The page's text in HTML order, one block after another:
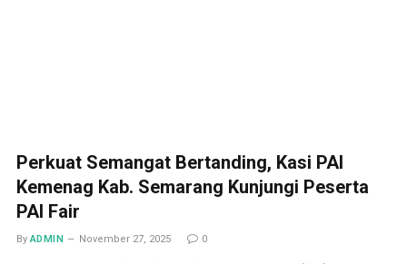
Perkuat Semangat Bertanding, Kasi PAI
Kemenag Kab. Semarang Kunjungi Peserta
PAI Fair
By ADMIN November 27, 2025 0